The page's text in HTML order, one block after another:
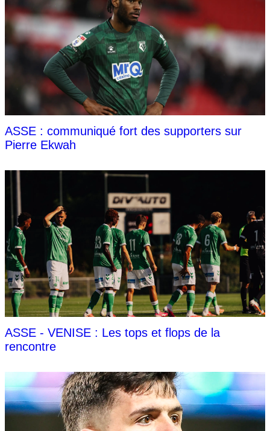
ASSE : communiqué fort des supporters sur
Pierre Ekwah
ASSE - VENISE : Les tops et flops de la
rencontre